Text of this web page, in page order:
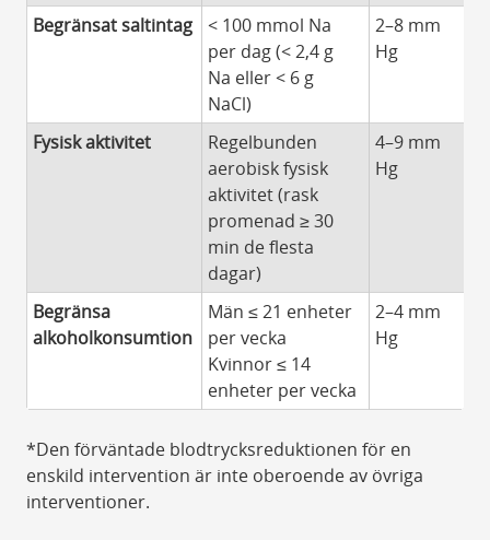
Begränsat saltintag
< 100 mmol Na
per dag (< 2,4 g
Na eller < 6 g
NaCl)
2–8 mm
Hg
Fysisk aktivitet
Regelbunden
aerobisk fysisk
aktivitet (rask
promenad ≥ 30
min de flesta
dagar)
4–9 mm
Hg
Begränsa
alkoholkonsumtion
Män ≤ 21 enheter
per vecka
Kvinnor ≤ 14
enheter per vecka
2–4 mm
Hg
*Den förväntade blodtrycksreduktionen för en
enskild intervention är inte oberoende av övriga
interventioner.